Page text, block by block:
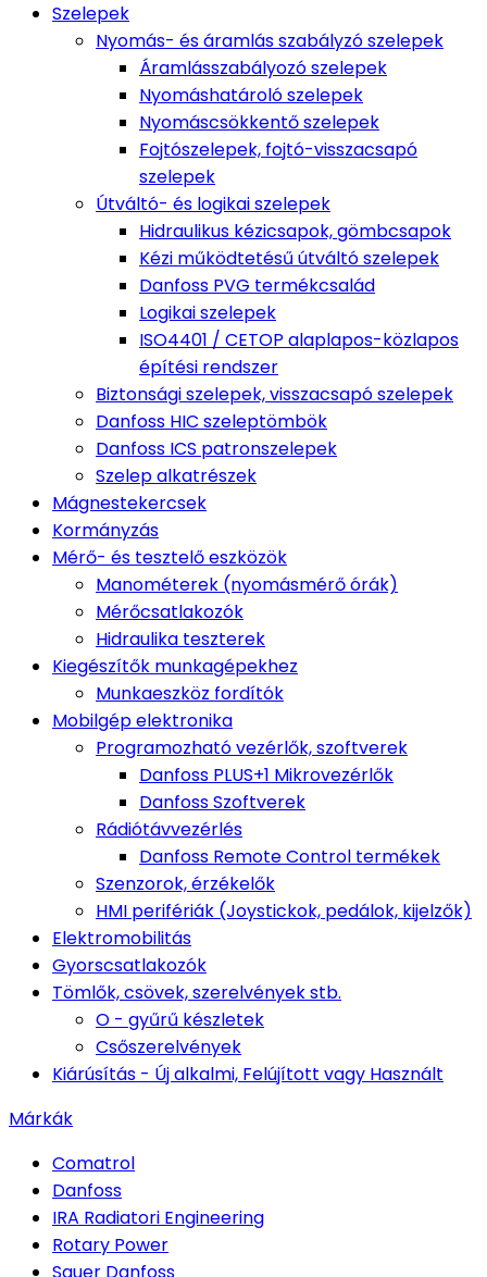
Szelepek
Nyomás- és áramlás szabályzó szelepek
Áramlásszabályozó szelepek
Nyomáshatároló szelepek
Nyomáscsökkentő szelepek
Fojtószelepek, fojtó-visszacsapó
szelepek
Útváltó- és logikai szelepek
Hidraulikus kézicsapok, gömbcsapok
Kézi működtetésű útváltó szelepek
Danfoss PVG termékcsalád
Logikai szelepek
ISO4401 / CETOP alaplapos-közlapos
építési rendszer
Biztonsági szelepek, visszacsapó szelepek
Danfoss HIC szeleptömbök
Danfoss ICS patronszelepek
Szelep alkatrészek
Mágnestekercsek
Kormányzás
Mérő- és tesztelő eszközök
Manométerek (nyomásmérő órák)
Mérőcsatlakozók
Hidraulika teszterek
Kiegészítők munkagépekhez
Munkaeszköz fordítók
Mobilgép elektronika
Programozható vezérlők, szoftverek
Danfoss PLUS+1 Mikrovezérlők
Danfoss Szoftverek
Rádiótávvezérlés
Danfoss Remote Control termékek
Szenzorok, érzékelők
HMI perifériák (Joystickok, pedálok, kijelzők)
Elektromobilitás
Gyorscsatlakozók
Tömlők, csövek, szerelvények stb.
O - gyűrű készletek
Csőszerelvények
Kiárúsítás - Új alkalmi, Felújított vagy Használt
Márkák
Comatrol
Danfoss
IRA Radiatori Engineering
Rotary Power